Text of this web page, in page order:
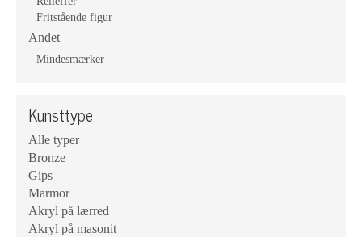
Fritstående figur
Andet
Mindesmærker
Kunsttype
Alle typer
Bronze
Gips
Marmor
Akryl på lærred
Akryl på masonit